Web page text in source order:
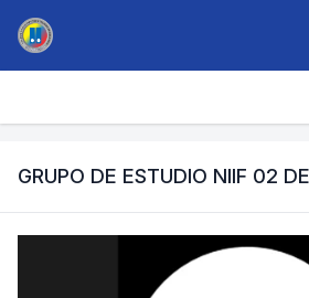
GRUPO DE ESTUDIO NIIF 02